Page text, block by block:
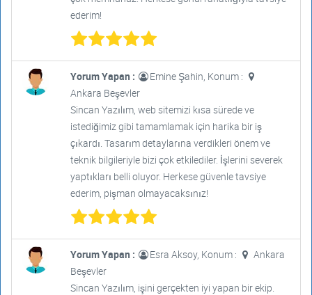
ederim!
Yorum Yapan :
Emine Şahin, Konum :
Ankara Beşevler
Sincan Yazılım, web sitemizi kısa sürede ve
istediğimiz gibi tamamlamak için harika bir iş
çıkardı. Tasarım detaylarına verdikleri önem ve
teknik bilgileriyle bizi çok etkilediler. İşlerini severek
yaptıkları belli oluyor. Herkese güvenle tavsiye
ederim, pişman olmayacaksınız!
Yorum Yapan : Esra Aksoy, Konum :
Ankara
Beşevler
Sincan Yazılım, işini gerçekten iyi yapan bir ekip.